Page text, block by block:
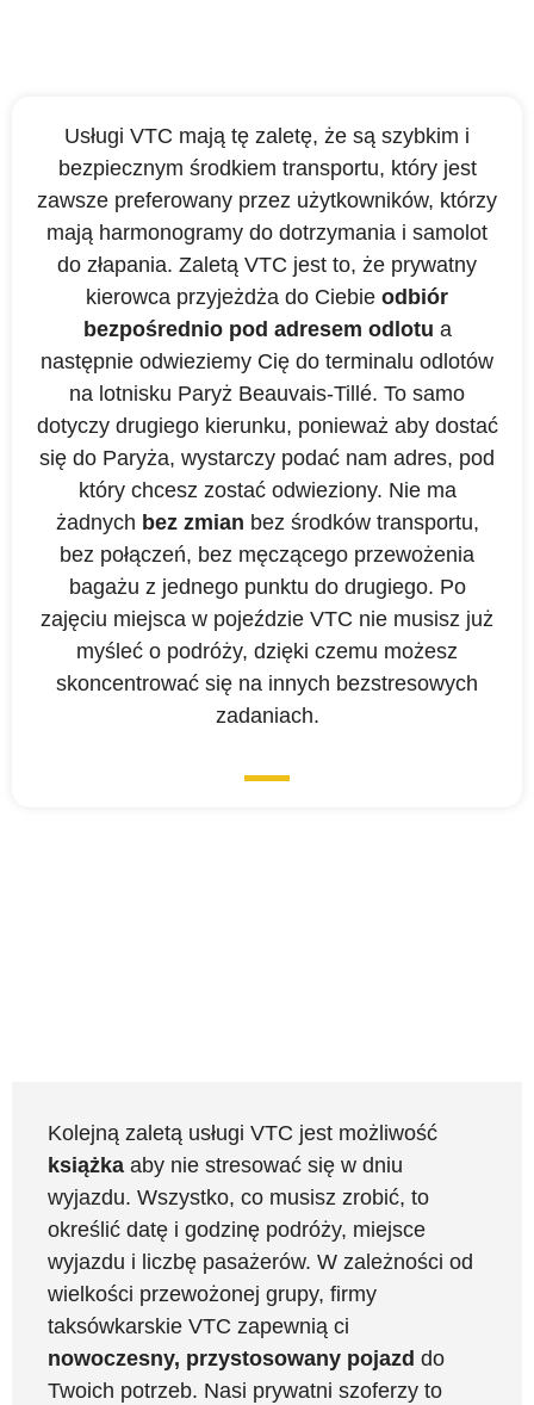
Usługi VTC mają tę zaletę, że są szybkim i
bezpiecznym środkiem transportu, który jest
zawsze preferowany przez użytkowników, którzy
mają harmonogramy do dotrzymania i samolot
do złapania. Zaletą VTC jest to, że prywatny
kierowca przyjeżdża do Ciebie odbiór
bezpośrednio pod adresem odlotu a
następnie odwieziemy Cię do terminalu odlotów
na lotnisku Paryż Beauvais-Tillé. To samo
dotyczy drugiego kierunku, ponieważ aby dostać
się do Paryża, wystarczy podać nam adres, pod
który chcesz zostać odwieziony. Nie ma
żadnych bez zmian bez środków transportu,
bez połączeń, bez męczącego przewożenia
bagażu z jednego punktu do drugiego. Po
zajęciu miejsca w pojeździe VTC nie musisz już
myśleć o podróży, dzięki czemu możesz
skoncentrować się na innych bezstresowych
zadaniach.
Kolejną zaletą usługi VTC jest możliwość
książka aby nie stresować się w dniu
wyjazdu. Wszystko, co musisz zrobić, to
określić datę i godzinę podróży, miejsce
wyjazdu i liczbę pasażerów. W zależności od
wielkości przewożonej grupy, firmy
taksówkarskie VTC zapewnią ci
nowoczesny, przystosowany pojazd do
Twoich potrzeb. Nasi prywatni szoferzy to